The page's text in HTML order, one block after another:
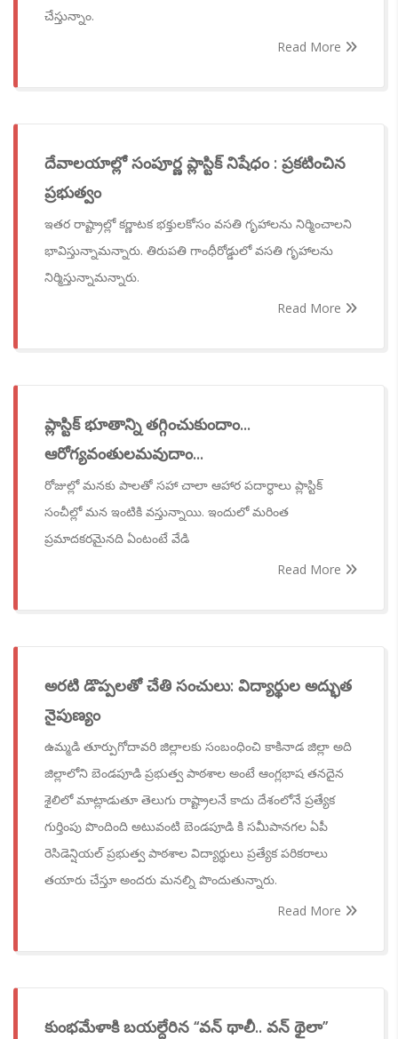
చేస్తున్నాం.
Read More
దేవాలయాల్లో సంపూర్ణ ప్లాస్టిక్ నిషేధం : ప్రకటించిన
ప్రభుత్వం
ఇతర రాష్ట్రాల్లో కర్ణాటక భక్తులకోసం వసతి గృహాలను నిర్మించాలని
భావిస్తున్నామన్నారు. తిరుపతి గాంధీరోడ్డులో వసతి గృహాలను
నిర్మిస్తున్నామన్నారు.
Read More
ప్లాస్టిక్ భూతాన్ని తగ్గించుకుందాం...
ఆరోగ్యవంతులమవుదాం...
రోజుల్లో మనకు పాలతో సహా చాలా ఆహార పదార్ధాలు ప్లాస్టిక్
సంచీల్లో మన ఇంటికి వస్తున్నాయి. ఇందులో మరింత
ప్రమాదకరమైనది ఏంటంటే వేడి
Read More
అరటి డొప్పలతో చేతి సంచులు: విద్యార్థుల అద్భుత
నైపుణ్యం
ఉమ్మడి తూర్పుగోదావరి జిల్లాలకు సంబంధించి కాకినాడ జిల్లా అది
జిల్లాలోని బెండపూడి ప్రభుత్వ పాఠశాల అంటే ఆంగ్లభాష తనదైన
శైలిలో మాట్లాడుతూ తెలుగు రాష్ట్రాలనే కాదు దేశంలోనే ప్రత్యేక
గుర్తింపు పొందింది అటువంటి బెండపూడి కి సమీపానగల ఏపీ
రెసిడెన్షియల్ ప్రభుత్వ పాఠశాల విద్యార్థులు ప్రత్యేక పరికరాలు
తయారు చేస్తూ అందరు మనల్ని పొందుతున్నారు.
Read More
కుంభమేళాకి బయల్దేరిన ‘‘వన్ థాలీ.. వన్ థైలా’’